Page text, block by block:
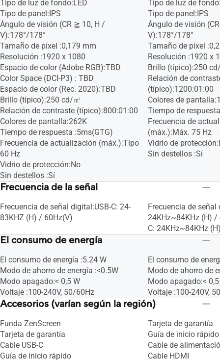
Tipo de luz de fondo:LED
Tipo de panel:IPS
Ángulo de visión (CR ≧ 10, H /
V):178°/178°
Tamaño de píxel :0,179 mm
Resolución :1920 x 1080
Espacio de color (Adobe RGB):TBD
Color Space (DCI-P3) : TBD
Espacio de color (Rec. 2020):TBD
Brillo (típico):250 cd/㎡
Relación de contraste (típico):800:01:00
Colores de pantalla:262K
Tiempo de respuesta :5ms(GTG)
Frecuencia de actualización (máx.):Tipo
60 Hz
Vidrio de protección:No
Sin destellos :Sí
Tipo de luz de
Tipo de panel:IPS
Ángulo de visión
V):178°/178°
Tamaño de píxel
Resolución :1920 x
Brillo (típico):250
Relación de
(típico):1200:01:00
Colores de
Tiempo de
Frecuencia de
(máx.):Máx. 75 Hz
Vidrio de
Sin destellos :Sí
Frecuencia de la señal
Frecuencia de señal digital:USB-C: 24-
83KHZ (H) / 60Hz(V)
Frecuencia de
24KHz~84KHz (H) /
C: 24KHz~84KHz
El consumo de energía
El consumo de energía :5.24 W
Modo de ahorro de energía :<0.5W
Modo apagado:< 0,5 W
Voltaje :100-240V, 50/60Hz
El consumo de
Modo de ahorro de
Modo apagado:<
Voltaje :100-240V,
Accesorios (varían según la región)
Funda ZenScreen
Tarjeta de garantía
Cable USB-C
Guía de inicio rápido
Tarjeta de garantía
Guía de inicio rápido
Cable de
Cable HDMI